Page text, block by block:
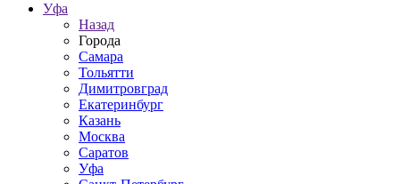
Уфа
Назад
Города
Самара
Тольятти
Димитровград
Екатеринбург
Казань
Москва
Саратов
Уфа